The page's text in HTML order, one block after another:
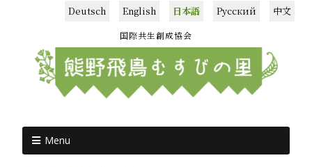
Deutsch English 日本語 Русский 中文
国際共生創成協会
Menu